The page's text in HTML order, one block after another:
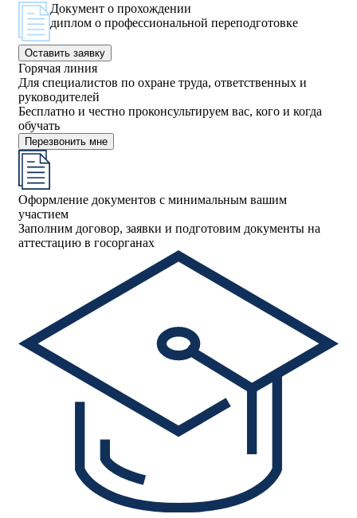
Документ о прохождении
диплом о профессиональной переподготовке
Оставить заявку
Горячая линия
Для специалистов по охране труда, ответственных и
руководителей
Бесплатно и честно проконсультируем вас, кого и когда
обучать
Перезвонить мне
Оформление документов с минимальным вашим
участием
Заполним договор, заявки и подготовим документы на
аттестацию в госорганах